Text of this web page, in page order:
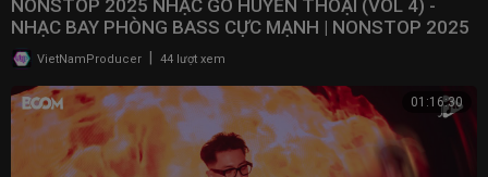
NONSTOP 2025 NHẠC GÕ HUYỀN THOẠI (VOL 4) -
NHẠC BAY PHÒNG BASS CỰC MẠNH | NONSTOP 2025
VINAHOUSE
VietNamProducer 44 lượt xem
01:16:30